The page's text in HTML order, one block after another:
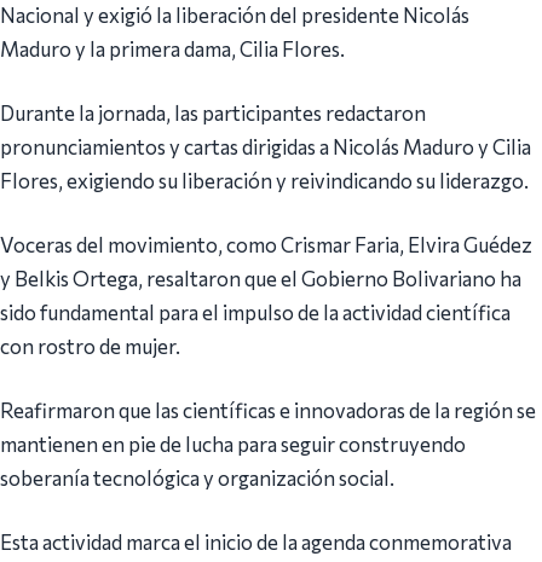
Nacional y exigió la liberación del presidente Nicolás
Maduro y la primera dama, Cilia Flores.
Durante la jornada, las participantes redactaron
pronunciamientos y cartas dirigidas a Nicolás Maduro y Cilia
Flores, exigiendo su liberación y reivindicando su liderazgo.
Voceras del movimiento, como Crismar Faria, Elvira Guédez
y Belkis Ortega, resaltaron que el Gobierno Bolivariano ha
sido fundamental para el impulso de la actividad científica
con rostro de mujer.
Reafirmaron que las científicas e innovadoras de la región se
mantienen en pie de lucha para seguir construyendo
soberanía tecnológica y organización social.
Esta actividad marca el inicio de la agenda conmemorativa